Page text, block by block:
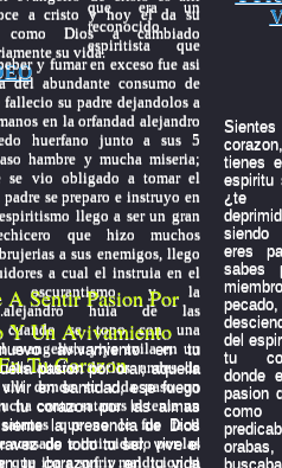
a cristo y hoy el da su
como Dios a cambiado
su vida.
que era un
reconocido
espiritista que
y fumar en exceso fue asi
del abundante consumo de
su padre dejandolos a
en la orfandad alejandro
huerfano junto a sus 5
hambre y mucha miseria;
se vio obligado a tomar el
se preparo e instruyo en
llego a ser un gran
que hizo muchos
a sus enemigos, llego
a cual el instruia en el
oscurantismo y la
huia de las
cuando se topo con una
evangelista yiye avila en un
las alturas de los andes de
alli donde su vida paso un
contra satanas el tenia un
que no le fue facil
acosado e intimidado por las
que iba a sufrir maldicion si
A Sentir Pasion Por
Y Un Avivamiento
Tu Corazon
avivamiento en tu
pasion por orar, aquella
en santidad, ese fuego
tu corazon por las almas
la presencia de Dios
de todo tu ser, vive el
tu corazon y en tu vida
tienes
espiritu
¿te
siendo
eres
sabes
del
tu
donde
pasion
como